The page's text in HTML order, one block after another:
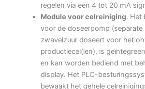
regelen via een 4 tot 20 mA
Module voor celreiniging. Het
voor de doseerpomp (separate
zwavelzuur doseert voor het
productiecel(len), is
en kan worden bediend met
display. Het PLC-
bewaakt het gehele